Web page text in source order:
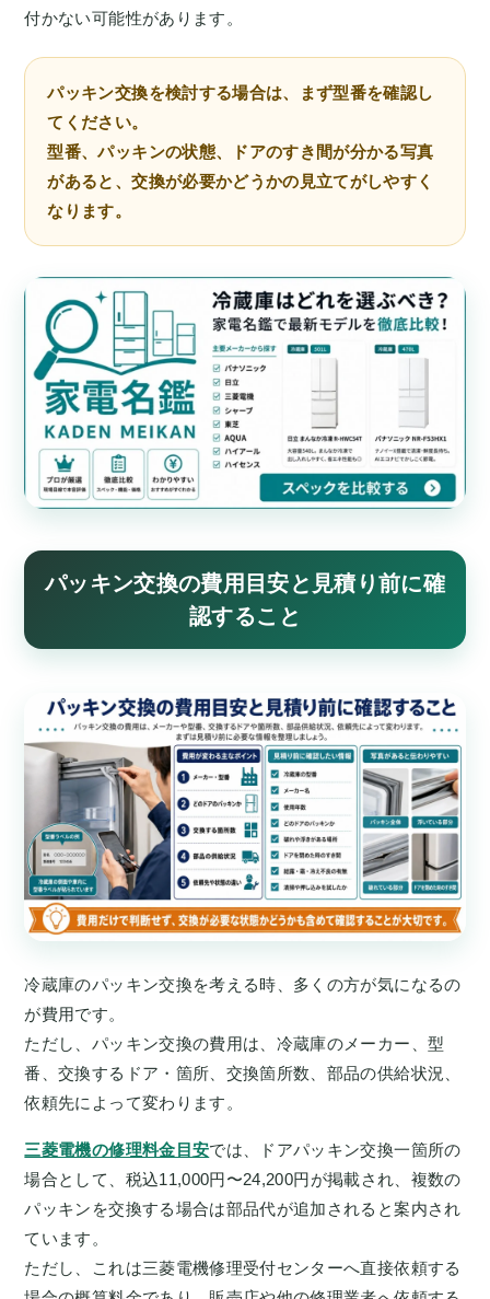
付かない可能性があります。
パッキン交換を検討する場合は、まず型番を確認し
てください。
型番、パッキンの状態、ドアのすき間が分かる写真
があると、交換が必要かどうかの見立てがしやすく
なります。
パッキン交換の費用目安と見積り前に確
認すること
冷蔵庫のパッキン交換を考える時、多くの方が気になるの
が費用です。
ただし、パッキン交換の費用は、冷蔵庫のメーカー、型
番、交換するドア・箇所、交換箇所数、部品の供給状況、
依頼先によって変わります。
三菱電機の修理料金目安では、ドアパッキン交換一箇所の
場合として、税込11,000円〜24,200円が掲載され、複数の
パッキンを交換する場合は部品代が追加されると案内され
ています。
ただし、これは三菱電機修理受付センターへ直接依頼する